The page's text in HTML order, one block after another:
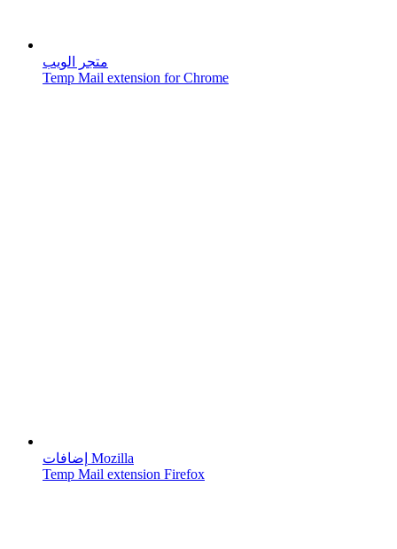
متجر الويب
Temp Mail extension for Chrome
إضافات Mozilla
Temp Mail extension Firefox